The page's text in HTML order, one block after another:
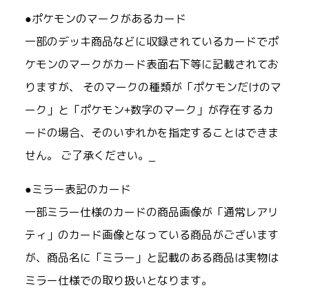
●ポケモンのマークがあるカード
一部のデッキ商品などに収録されているカードでポ
ケモンのマークがカード表面右下等に記載されてお
りますが、 そのマークの種類が「ポケモンだけのマ
ーク」と「ポケモン+数字のマーク」が存在するカ
ードの場合、そのいずれかを指定することはできま
せん。 ご了承ください。_
●ミラー表記のカード
一部ミラー仕様のカードの商品画像が「通常レアリ
ティ」のカード画像となっている商品がございます
が、商品名に「ミラー」と記載のある商品は実物は
ミラー仕様での取り扱いとなります。